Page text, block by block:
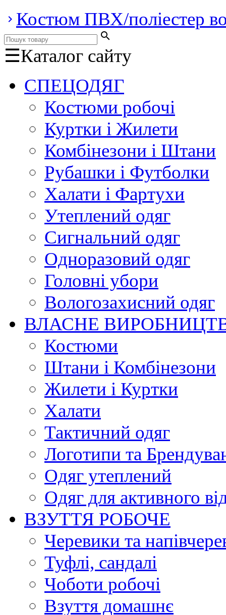
keyboard_arrow_right Костюм ПВХ/поліестер
search
☰Каталог сайту
СПЕЦОДЯГ
Костюми робочі
Куртки і Жилети
Комбінезони і Штани
Рубашки і Футболки
Халати і Фартухи
Утеплений одяг
Сигнальний одяг
Одноразовий одяг
Головні убори
Вологозахисний одяг
ВЛАСНЕ
Костюми
Штани і Комбінезони
Жилети і Куртки
Халати
Тактичний одяг
Логотипи та
Одяг утеплений
Одяг для активного
ВЗУТТЯ РОБОЧЕ
Черевики та
Туфлі, сандалі
Чоботи робочі
Взуття домашнє